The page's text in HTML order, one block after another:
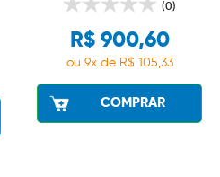
(0)
R$ 900,60
ou 9x de R$ 105,33
COMPRAR